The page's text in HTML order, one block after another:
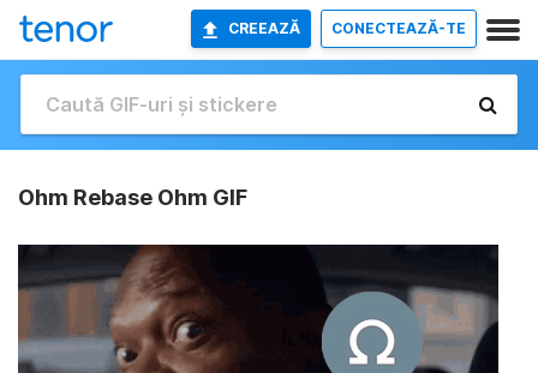
CREEAZĂ CONECTEAZĂ-TE
Ohm Rebase Ohm GIF